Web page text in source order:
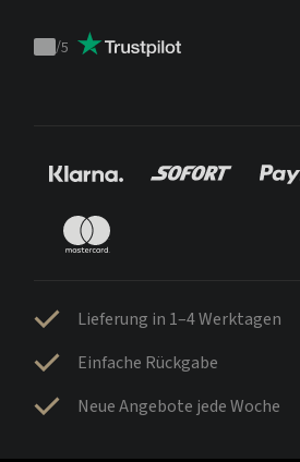
Trustpilot
/5
Lieferung in 1–4 Werktagen
Einfache Rückgabe
Neue Angebote jede Woche